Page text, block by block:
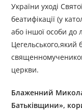
України уході
беатифікації (у
або іншої особи
церкви.
Блаженний
Батьківщини»,